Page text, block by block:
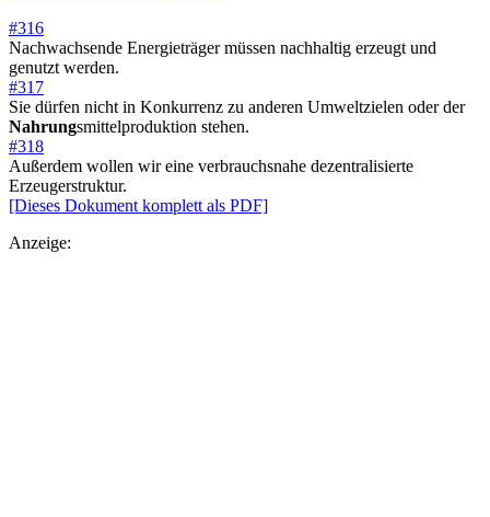
#316
Nachwachsende Energieträger müssen nachhaltig erzeugt und
genutzt werden.
#317
Sie dürfen nicht in Konkurrenz zu anderen Umweltzielen oder der
Nahrungsmittelproduktion stehen.
#318
Außerdem wollen wir eine verbrauchsnahe dezentralisierte
Erzeugerstruktur.
[Dieses Dokument komplett als PDF]
Anzeige: